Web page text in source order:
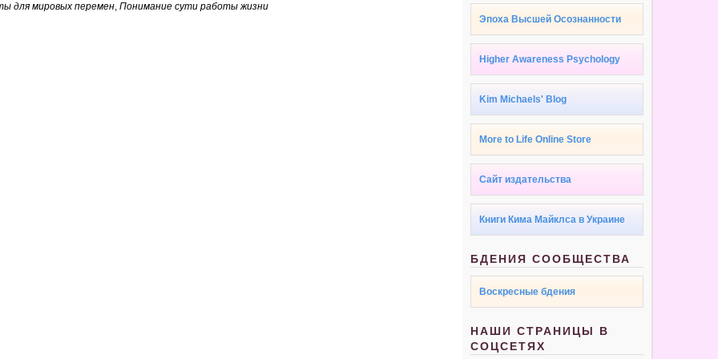
для мировых перемен, Понимание сути работы жизни
Эпоха Высшей Осознанности
Higher Awareness Psychology
Kim Michaels' Blog
More to Life Online Store
Сайт издательства
Книги Кима Майклса в Украине
БДЕНИЯ СООБЩЕСТВА
Воскресные бдения
НАШИ СТРАНИЦЫ В
СОЦСЕТЯХ